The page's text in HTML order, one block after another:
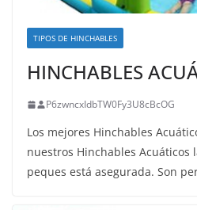
TIPOS DE HINCHABLES
HINCHABLES
P6zwncxIdbTW0Fy3U8cBcOG
Los mejores Hinchables
nuestros Hinchables Acuáticos
peques está asegurada. Son